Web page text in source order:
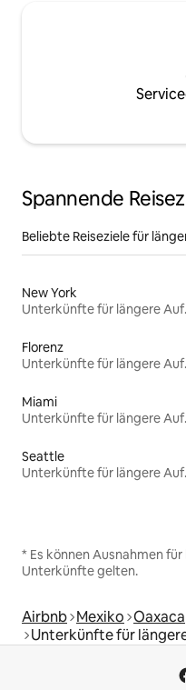
Spannende
Beliebte Reiseziele für
New York
Florenz
Miami
Seattle
* Es können Ausnahmen
Unterkünfte gelten.
Airbnb Mexiko Oaxaca
Unterkünfte für